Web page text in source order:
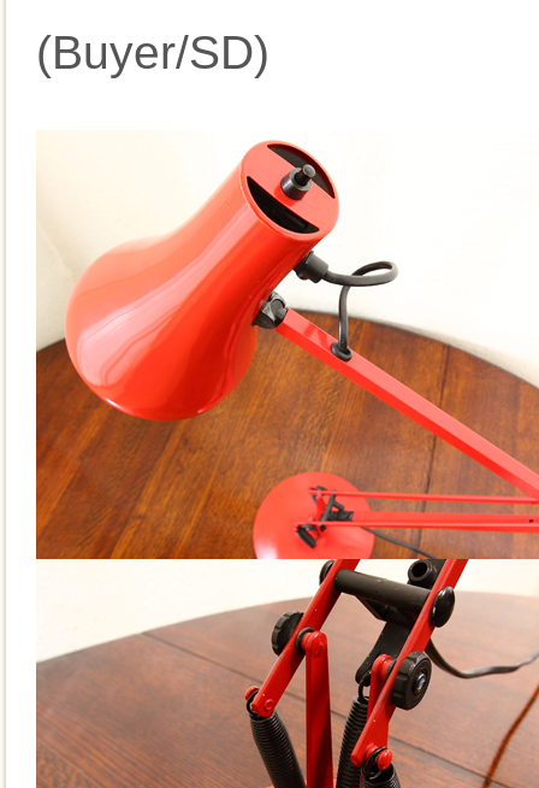
(Buyer/SD)